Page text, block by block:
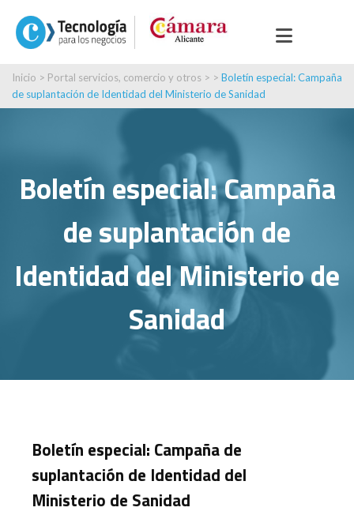
Inicio > Portal servicios, comercio y otros > > Boletín especial: Campaña
de suplantación de Identidad del Ministerio de Sanidad
Boletín especial: Campaña
de suplantación de
Identidad del Ministerio de
Sanidad
Boletín especial: Campaña de
suplantación de Identidad del
Ministerio de Sanidad